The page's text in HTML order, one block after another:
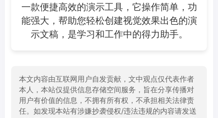
一款便捷高效的演示工具，它操作简单，功
能强大，帮助您轻松创建视觉效果出色的演
示文稿，是学习和工作中的得力助手。
本文内容由互联网用户自发贡献，文中观点仅代表作者
本人，本站仅提供信息存储空间服务，旨在分享传播对
用户有价值的信息，不拥有所有权，不承担相关法律责
任。如发现本站有涉嫌抄袭侵权/违法违规的内容请发送